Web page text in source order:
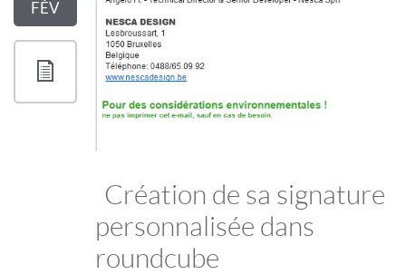
FÉV
Création de sa signature
personnalisée dans
roundcube